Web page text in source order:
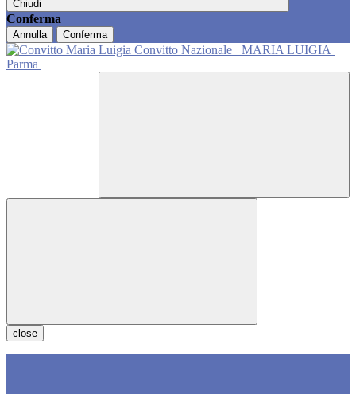
Chiudi
Conferma
Annulla Conferma
Convitto Nazionale
MARIA LUIGIA
Parma
close